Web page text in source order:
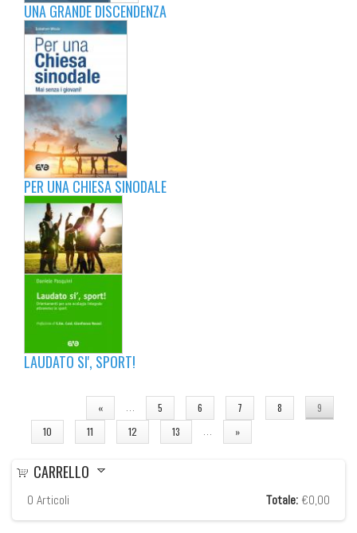
UNA GRANDE DISCENDENZA
PER UNA CHIESA SINODALE
LAUDATO SI', SPORT!
« … 5 6 7 8
9
10
11 12 13 … »
CARRELLO
0 Articoli Totale: €0,00